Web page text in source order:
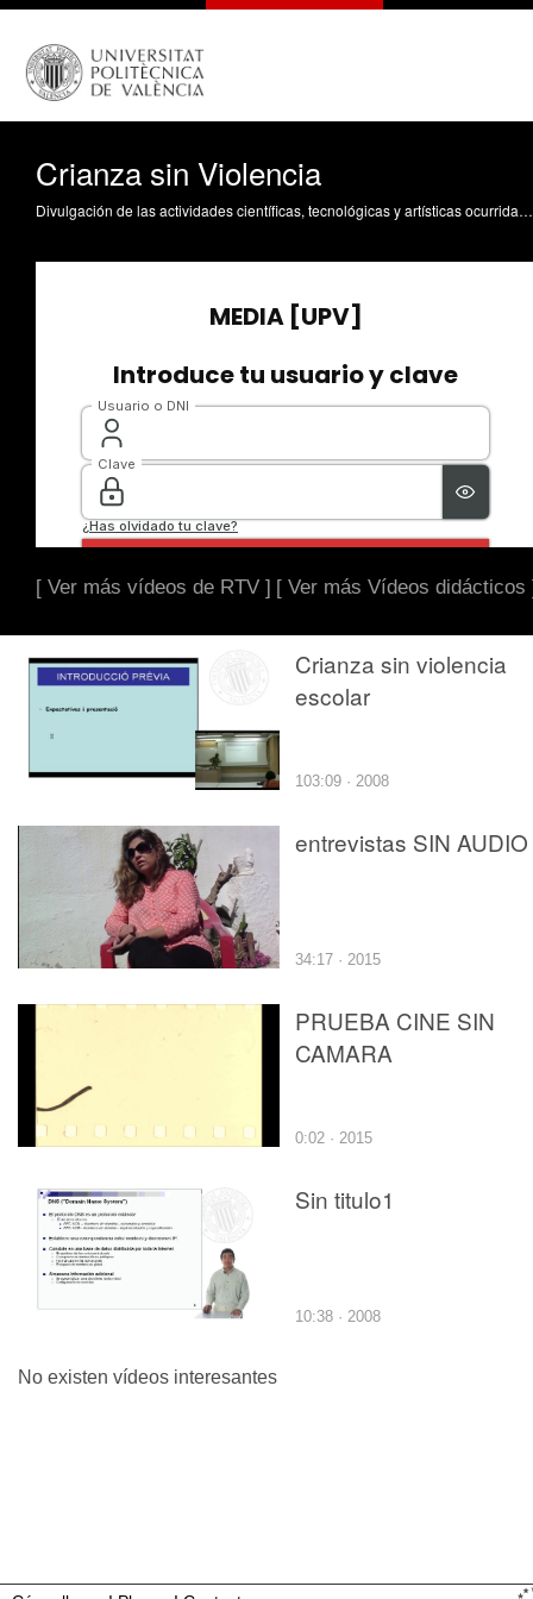
Crianza sin Violencia
Divulgación de las actividades científicas, tecnológicas y artísticas ocurridas en los tres campus de la UPV
[ Ver más vídeos de RTV ] [ Ver más Vídeos didácticos
Crianza sin violencia
escolar
103:09 · 2008
entrevistas SIN AUDIO
34:17 · 2015
PRUEBA CINE SIN
CAMARA
0:02 · 2015
Sin titulo1
10:38 · 2008
No existen vídeos interesantes